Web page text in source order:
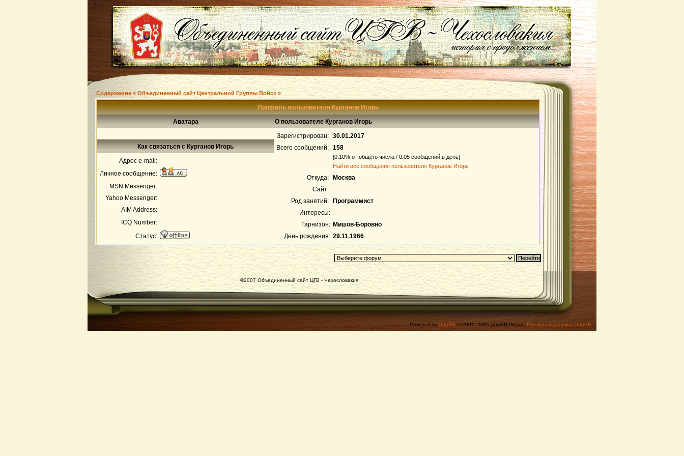
Содержание « Объединенный сайт Центральной Группы Войск »
Профиль пользователя Курганов Игорь
Аватара
О пользователе Курганов Игорь
Зарегистрирован: 30.01.2017
Всего сообщений: 158
[0.10% от общего числа / 0.05 сообщений в день]
Найти все сообщения пользователя Курганов Игорь
Откуда:
Москва
Сайт:
Род занятий:
Программист
Интересы:
Гарнизон: Мишов-Боровно
День рождения: 29.11.1966
Как связаться с Курганов Игорь
Адрес e-mail:
Личное сообщение:
MSN Messenger:
Yahoo Messenger:
AIM Address:
ICQ Number:
Статус:
©2007 Объединенный сайт ЦГВ - Чехословакия
Powered by phpBB © 2001, 2005 phpBB Group, Русская поддержка phpBB